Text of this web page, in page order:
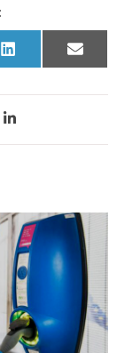
LinkedInEmail